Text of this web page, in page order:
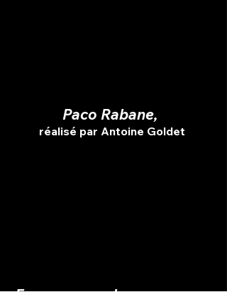
Paco Rabane,
réalisé par Antoine Goldet